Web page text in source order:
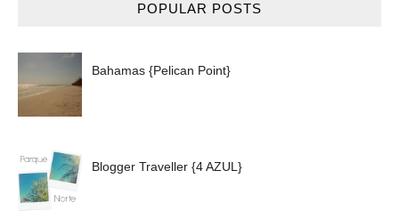
POPULAR POSTS
Bahamas {Pelican Point}
Blogger Traveller {4 AZUL}